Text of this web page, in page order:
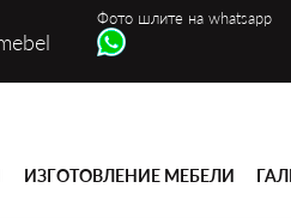
Фото шлите на whatsapp
ИЗГОТОВЛЕНИЕ МЕБЕЛИ